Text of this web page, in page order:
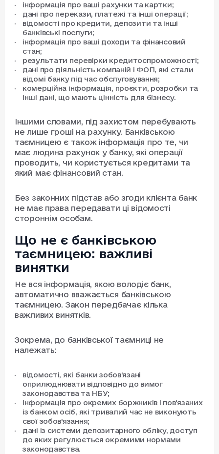
інформація про ваші рахунки та картки;
дані про перекази, платежі та інші операції;
відомості про кредити, депозити та інші
банківські послуги;
інформація про ваші доходи та фінансовий
стан;
результати перевірки кредитоспроможності;
дані про діяльність компаній і ФОП, які стали
відомі банку під час обслуговування;
комерційна інформація, проєкти, розробки та
інші дані, що мають цінність для бізнесу.
Іншими словами, під захистом перебувають
не лише гроші на рахунку. Банківською
таємницею є також інформація про те, чи
має людина рахунок у банку, які операції
проводить, чи користується кредитами та
який має фінансовий стан.
Без законних підстав або згоди клієнта банк
не має права передавати ці відомості
стороннім особам.
Що не є банківською
таємницею: важливі
винятки
Не вся інформація, якою володіє банк,
автоматично вважається банківською
таємницею. Закон передбачає кілька
важливих винятків.
Зокрема, до банківської таємниці не
належать:
відомості, які банки зобов'язані
оприлюднювати відповідно до вимог
законодавства та НБУ;
інформація про окремих боржників і пов'язаних
із банком осіб, які тривалий час не виконують
свої зобов'язання;
дані із системи депозитарного обліку, доступ
до яких регулюється окремими нормами
законодавства.